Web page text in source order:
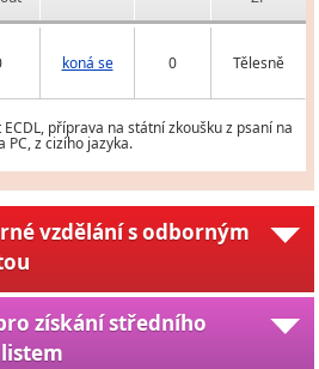
koná se 0 Tělesně
příprava na státní zkoušku z psaní na
PC, z cizího jazyka.
vzdělání s odborným
získání středního